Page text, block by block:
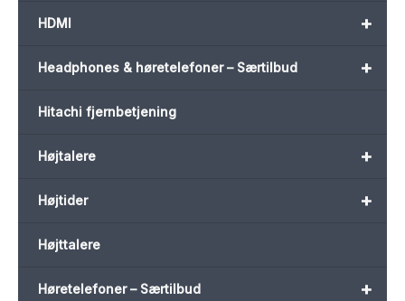
+
HDMI
+
Headphones & høretelefoner – Særtilbud
Hitachi fjernbetjening
+
Højtalere
+
Højtider
Højttalere
+
Høretelefoner – Særtilbud